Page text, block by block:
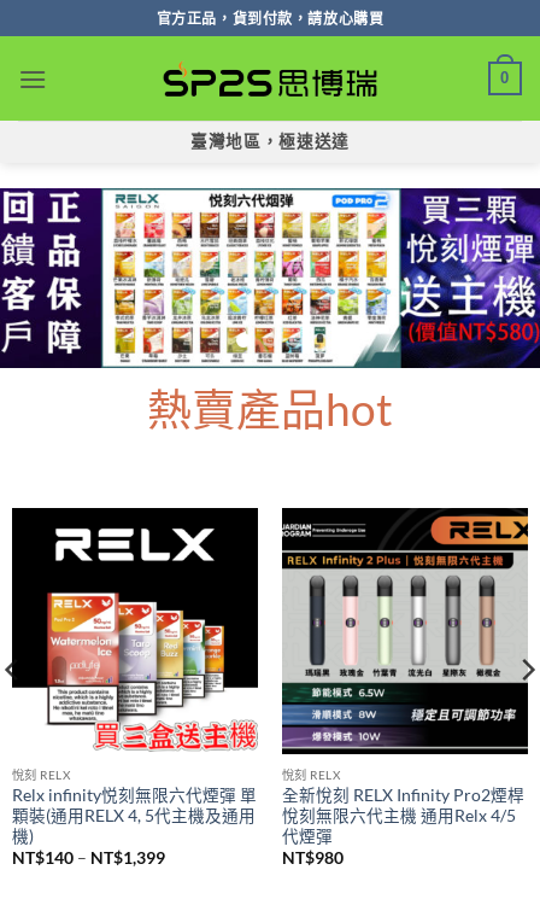
轉
官方正品，貨到付款，請放心購買
0
臺灣地區，極速送達
熱賣產品hot
悅刻 RELX
Relx infinity悦刻無限六代煙彈 單
顆裝(通用RELX 4, 5代主機及通用
機)
NT$140 – NT$1,399價
悅刻 RELX
全新悅刻 RELX Infinity Pro2煙桿
悅刻無限六代主機 通用Relx 4/5
代煙彈
NT$980